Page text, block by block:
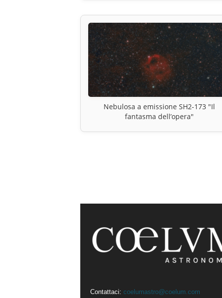
Nebulosa a emissione SH2-173 "Il
fantasma dell’opera"
Contattaci: coelumastro@coelum.com